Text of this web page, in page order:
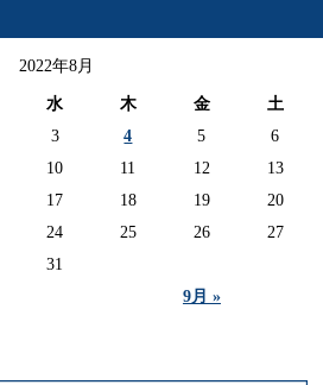
2022年8月
水 木 金 土
9月 »
3 4 5
6
10 11 12
13
17 18 19
20
24 25 26
27
31